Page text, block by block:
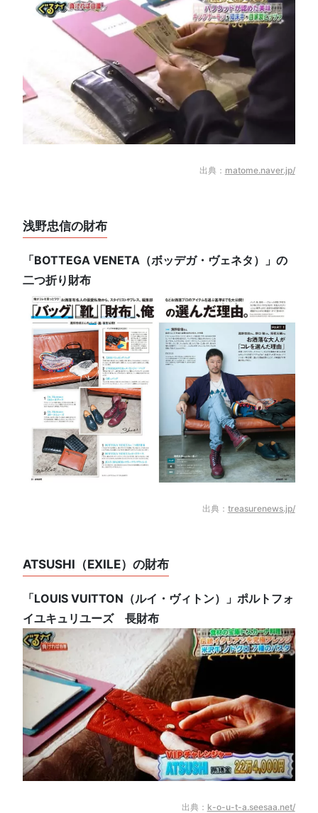
出典： matome.naver.jp/
浅野忠信の財布
「BOTTEGA VENETA（ボッデガ・ヴェネタ）」の
二つ折り財布
出典： treasurenews.jp/
ATSUSHI（EXILE）の財布
「LOUIS VUITTON（ルイ・ヴィトン）」ポルトフォ
イユキュリユーズ 長財布
出典： k-o-u-t-a.seesaa.net/